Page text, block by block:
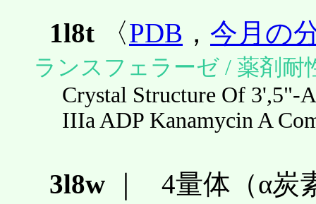
1l8t 〈PDB ， 今月の
ランスフェラーゼ / 薬剤
Crystal Structure Of 3',5"-
IIIa ADP Kanamycin A
3l8w 4量体（α炭